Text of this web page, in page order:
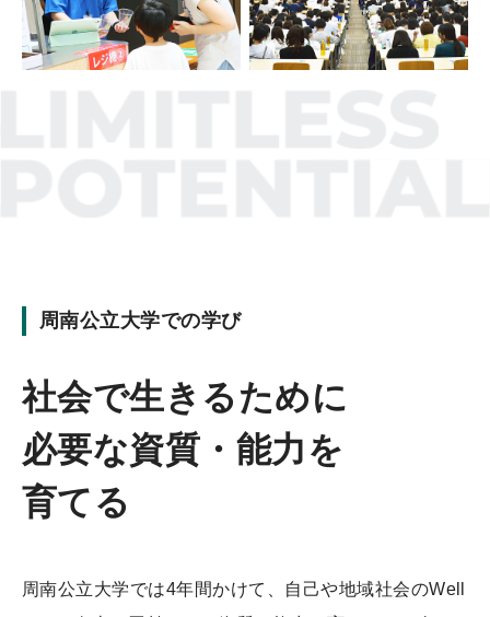
周南公立大学での学び
社会で生きるために
必要な資質・能力を
育てる
周南公立大学では4年間かけて、自己や地域社会のWell